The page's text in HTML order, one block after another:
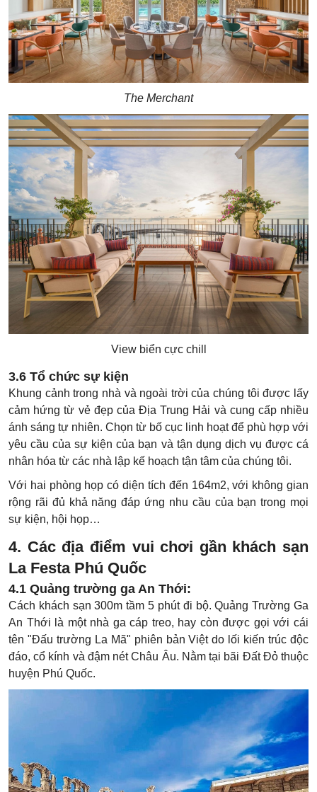
The Merchant
View biển cực chill
3.6 Tổ chức sự kiện
Khung cảnh trong nhà và ngoài trời của chúng tôi được lấy
cảm hứng từ vẻ đẹp của Địa Trung Hải và cung cấp nhiều
ánh sáng tự nhiên. Chọn từ bố cục linh hoạt để phù hợp với
yêu cầu của sự kiện của bạn và tận dụng dịch vụ được cá
nhân hóa từ các nhà lập kế hoạch tận tâm của chúng tôi.
Với hai phòng họp có diện tích đến 164m2, với không gian
rộng rãi đủ khả năng đáp ứng nhu cầu của bạn trong mọi
sự kiện, hội họp…
4. Các địa điểm vui chơi gần khách sạn
La Festa Phú Quốc
4.1 Quảng trường ga An Thới:
Cách khách sạn 300m tầm 5 phút đi bộ. Quảng Trường Ga
An Thới là một nhà ga cáp treo, hay còn được gọi với cái
tên "Đấu trường La Mã" phiên bản Việt do lối kiến trúc độc
đáo, cổ kính và đậm nét Châu Âu. Nằm tại bãi Đất Đỏ thuộc
huyện Phú Quốc.